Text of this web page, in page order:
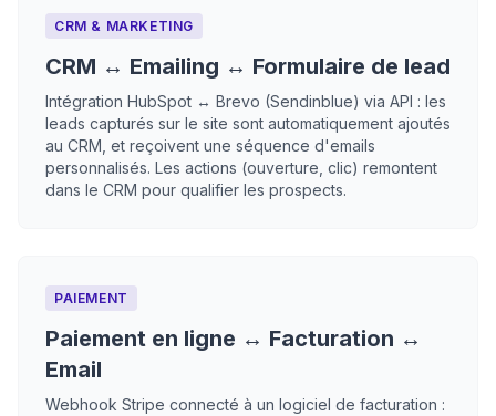
CRM & MARKETING
CRM ↔ Emailing ↔ Formulaire de lead
Intégration HubSpot ↔ Brevo (Sendinblue) via API : les
leads capturés sur le site sont automatiquement ajoutés
au CRM, et reçoivent une séquence d'emails
personnalisés. Les actions (ouverture, clic) remontent
dans le CRM pour qualifier les prospects.
PAIEMENT
Paiement en ligne ↔ Facturation ↔
Email
Webhook Stripe connecté à un logiciel de facturation :